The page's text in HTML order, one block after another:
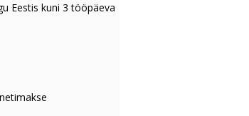
Eestis kuni 3 tööpäeva